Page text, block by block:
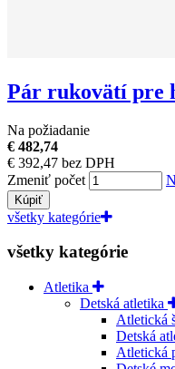
Pár rukovätí pre
Na požiadanie
€ 482,74
€ 392,47 bez DPH
Zmeniť počet
Kúpiť
všetky kategórie
všetky kategórie
Atletika
Detská atletika
Atletická
Detská
Atletická